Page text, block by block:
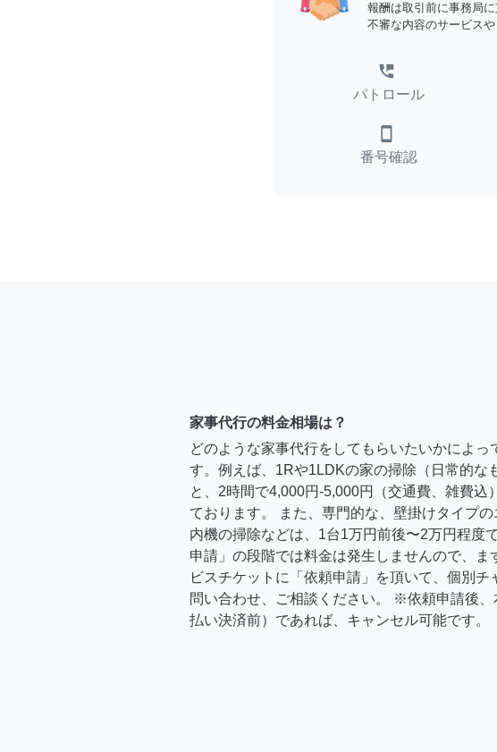
報酬は取引前に事務局
不審な内容のサービス
perm_phone_msg
パトロール
smartphone
番号確認
家事代行の料金相場は？
どのような家事代行をしてもらいたいかによっ
す。例えば、1Rや1LDKの家の掃除（日常的な
と、2時間で4,000円-5,000円（交通費、雑費込
ております。 また、専門的な、壁掛けタイプ
内機の掃除などは、1台1万円前後〜2万円程度
申請」の段階では料金は発生しませんので、ま
ビスチケットに「依頼申請」を頂いて、個別チ
問い合わせ、ご相談ください。 ※依頼申請後、
払い決済前）であれば、キャンセル可能です。